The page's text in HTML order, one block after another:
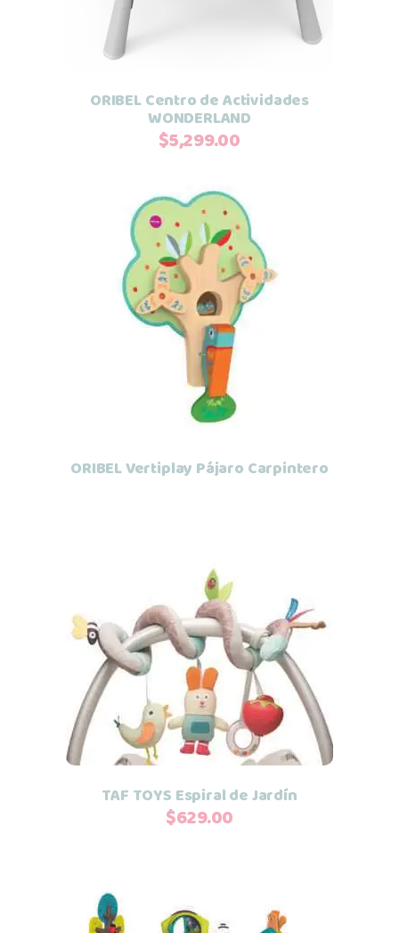
ORIBEL Centro de Actividades
WONDERLAND
$5,299.00
Leer más
ORIBEL Vertiplay Pájaro Carpintero
Añadir al carrito
TAF TOYS Espiral de Jardín
$629.00